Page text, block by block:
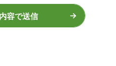
容で送信